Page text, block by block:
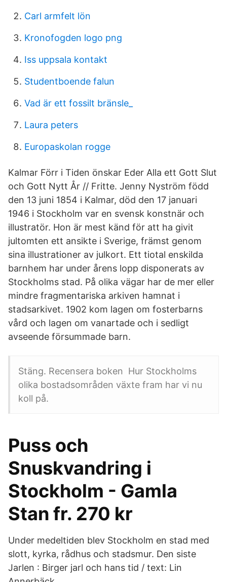
Carl armfelt lön
Kronofogden logo png
Iss uppsala kontakt
Studentboende falun
Vad är ett fossilt bränsle_
Laura peters
Europaskolan rogge
Kalmar Förr i Tiden önskar Eder Alla ett Gott Slut
och Gott Nytt År // Fritte. Jenny Nyström född
den 13 juni 1854 i Kalmar, död den 17 januari
1946 i Stockholm var en svensk konstnär och
illustratör. Hon är mest känd för att ha givit
jultomten ett ansikte i Sverige, främst genom
sina illustrationer av julkort. Ett tiotal enskilda
barnhem har under årens lopp disponerats av
Stockholms stad. På olika vägar har de mer eller
mindre fragmentariska arkiven hamnat i
stadsarkivet. 1902 kom lagen om fosterbarns
vård och lagen om vanartade och i sedligt
avseende försummade barn.
Stäng. Recensera boken Hur Stockholms
olika bostadsområden växte fram har vi nu
koll på.
Puss och
Snuskvandring i
Stockholm - Gamla
Stan fr. 270 kr
Under medeltiden blev Stockholm en stad med
slott, kyrka, rådhus och stadsmur. Den siste
Jarlen : Birger jarl och hans tid / text: Lin